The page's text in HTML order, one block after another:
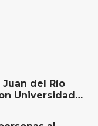
Juan del Río
Universidad
recibir